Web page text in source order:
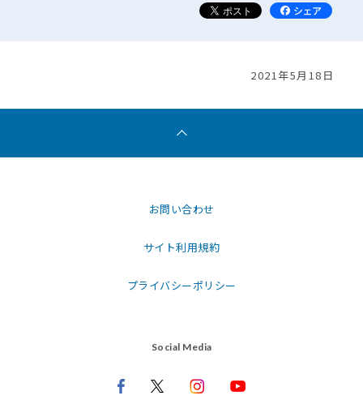
2021年5月18日
お問い合わせ
サイト利用規約
プライバシーポリシー
Social Media